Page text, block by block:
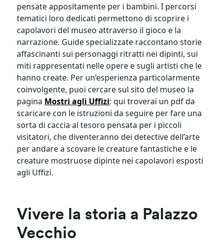
pensate appositamente per i bambini. I percorsi
tematici loro dedicati permettono di scoprire i
capolavori del museo attraverso il gioco e la
narrazione. Guide specializzate raccontano storie
affascinanti sui personaggi ritratti nei dipinti, sui
miti rappresentati nelle opere e sugli artisti che le
hanno create. Per un’esperienza particolarmente
coinvolgente, puoi cercare sul sito del museo la
pagina Mostri agli Uffizi: qui troverai un pdf da
scaricare con le istruzioni da seguire per fare una
sorta di caccia al tesoro pensata per i piccoli
visitatori, che diventeranno dei detective dell’arte
per andare a scovare le creature fantastiche e le
creature mostruose dipinte nei capolavori esposti
agli Uffizi.
Vivere la storia a Palazzo
Vecchio